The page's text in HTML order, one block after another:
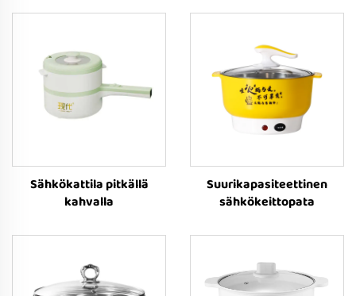
Sähkökattila pitkällä
kahvalla
Suurikapasiteettinen
sähkökeittopata